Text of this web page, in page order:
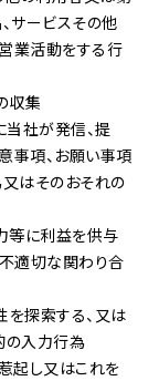
サービスその他
業活動をする行
収集
当社が発信、提
事項、お願い事項
はそのおそれの
等に利益を供与
適切な関わり合
を探索する、又は
の入力行為
起し又はこれを